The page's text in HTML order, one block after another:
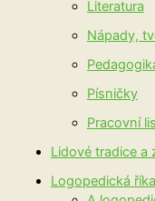
Literatura
Nápady,
Písničky
Pracovní
Lidové tradice a
Logopedická